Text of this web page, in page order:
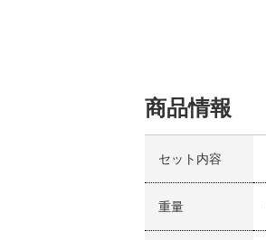
商品情報
セット内容
重量